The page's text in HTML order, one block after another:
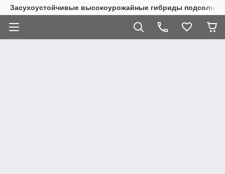
Засухоустойчивые высокоурожайные гибриды